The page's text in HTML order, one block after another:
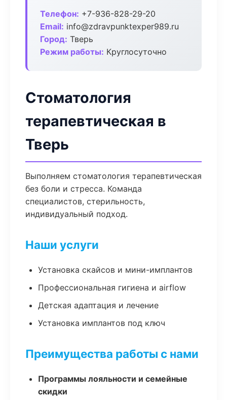
Телефон: +7-936-828-29-20
Email: info@zdravpunktexper989.ru
Город: Тверь
Режим работы: Круглосуточно
Стоматология
терапевтическая в
Тверь
Выполняем стоматология терапевтическая
без боли и стресса. Команда
специалистов, стерильность,
индивидуальный подход.
Наши услуги
Установка скайсов и мини-имплантов
Профессиональная гигиена и airflow
Детская адаптация и лечение
Установка имплантов под ключ
Преимущества работы с нами
Программы лояльности и семейные
скидки